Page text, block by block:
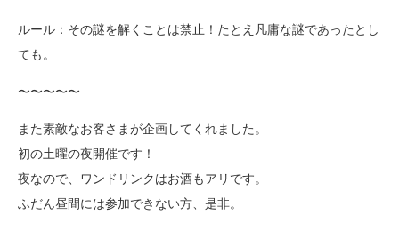
ルール：その謎を解くことは禁止！たとえ凡庸な謎であったとし
ても。
〜〜〜〜〜
また素敵なお客さまが企画してくれました。
初の土曜の夜開催です！
夜なので、ワンドリンクはお酒もアリです。
ふだん昼間には参加できない方、是非。